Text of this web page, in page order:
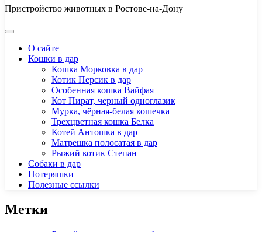
Пристройство животных в Ростове-на-Дону
О сайте
Кошки в дар
Кошка Морковка в дар
Котик Персик в дар
Особенная кошка Вайфая
Кот Пират, черный одноглазик
Мурка, чёрная-белая кошечка
Трехцветная кошка Белка
Котей Антошка в дар
Матрешка полосатая в дар
Рыжий котик Степан
Собаки в дар
Потеряшки
Полезные ссылки
Метки